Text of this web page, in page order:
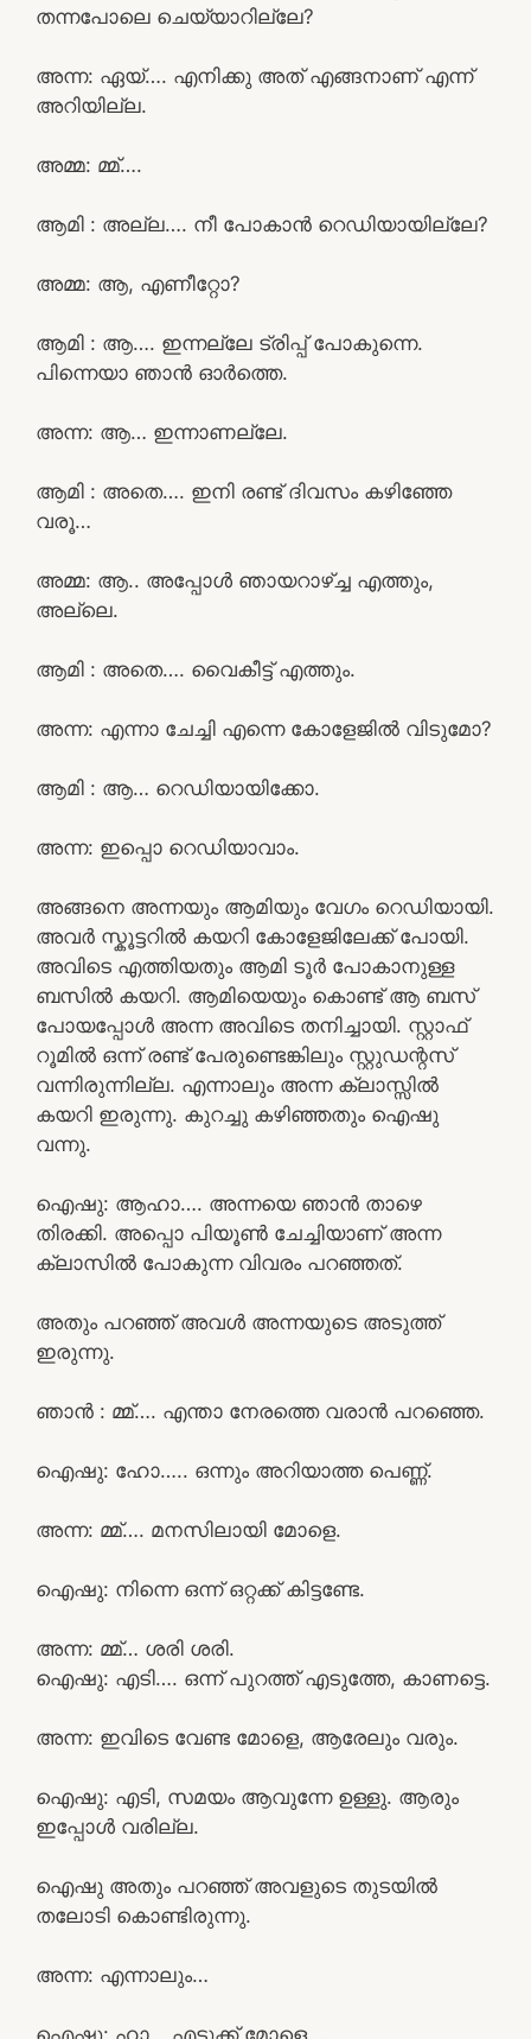
തന്നപോലെ ചെയ്യാറില്ലേ?
അന്ന: ഏയ്‌…. എനിക്കു അത് എങ്ങനാണ് എന്ന്
അറിയില്ല.
അമ്മ: മ്മ്….
ആമി : അല്ല…. നീ പോകാൻ റെഡിയായില്ലേ?
അമ്മ: ആ, എണീറ്റോ?
ആമി : ആ…. ഇന്നല്ലേ ട്രിപ്പ്‌ പോകുന്നെ.
പിന്നെയാ ഞാൻ ഓർത്തെ.
അന്ന: ആ… ഇന്നാണല്ലേ.
ആമി : അതെ…. ഇനി രണ്ട് ദിവസം കഴിഞ്ഞേ
വരൂ…
അമ്മ: ആ.. അപ്പോൾ ഞായറാഴ്ച്ച എത്തും,
അല്ലെ.
ആമി : അതെ…. വൈകീട്ട് എത്തും.
അന്ന: എന്നാ ചേച്ചി എന്നെ കോളേജിൽ വിടുമോ?
ആമി : ആ… റെഡിയായിക്കോ.
അന്ന: ഇപ്പൊ റെഡിയാവാം.
അങ്ങനെ അന്നയും ആമിയും വേഗം റെഡിയായി.
അവർ സ്കൂട്ടറിൽ കയറി കോളേജിലേക്ക് പോയി.
അവിടെ എത്തിയതും ആമി ടൂർ പോകാനുള്ള
ബസിൽ കയറി. ആമിയെയും കൊണ്ട് ആ ബസ്
പോയപ്പോൾ അന്ന അവിടെ തനിച്ചായി. സ്റ്റാഫ്
റൂമിൽ ഒന്ന് രണ്ട് പേരുണ്ടെങ്കിലും സ്റ്റുഡന്റസ്
വന്നിരുന്നില്ല. എന്നാലും അന്ന ക്ലാസ്സിൽ
കയറി ഇരുന്നു. കുറച്ചു കഴിഞ്ഞതും ഐഷു
വന്നു.
ഐഷു: ആഹാ…. അന്നയെ ഞാൻ താഴെ
തിരക്കി. അപ്പൊ പിയൂൺ ചേച്ചിയാണ് അന്ന
ക്ലാസിൽ പോകുന്ന വിവരം പറഞ്ഞത്.
അതും പറഞ്ഞ് അവൾ അന്നയുടെ അടുത്ത്
ഇരുന്നു.
ഞാൻ : മ്മ്…. എന്താ നേരത്തെ വരാൻ പറഞ്ഞെ.
ഐഷു: ഹോ….. ഒന്നും അറിയാത്ത പെണ്ണ്.
അന്ന: മ്മ്…. മനസിലായി മോളെ.
ഐഷു: നിന്നെ ഒന്ന് ഒറ്റക്ക് കിട്ടണ്ടേ.
അന്ന: മ്മ്… ശരി ശരി.
ഐഷു: എടി…. ഒന്ന് പുറത്ത് എടുത്തേ, കാണട്ടെ.
അന്ന: ഇവിടെ വേണ്ട മോളെ, ആരേലും വരും.
ഐഷു: എടി, സമയം ആവുന്നേ ഉള്ളു. ആരും
ഇപ്പോൾ വരില്ല.
ഐഷു അതും പറഞ്ഞ് അവളുടെ തുടയിൽ
തലോടി കൊണ്ടിരുന്നു.
അന്ന: എന്നാലും…
ഐഷു: ഹാ… എടുക്ക് മോളെ…..